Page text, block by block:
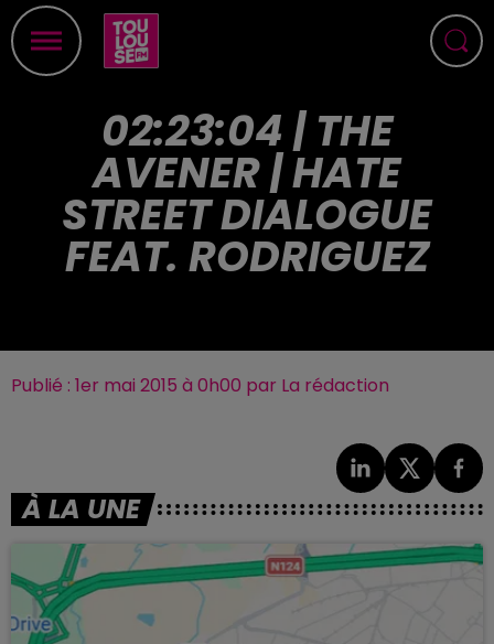
02:23:04 | THE
AVENER | HATE
STREET DIALOGUE
FEAT. RODRIGUEZ
Publié : 1er mai 2015 à 0h00 par La rédaction
À LA UNE